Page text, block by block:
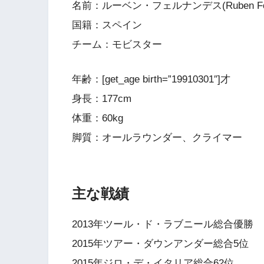
名前：ルーベン・フェルナンデス(Ruben
国籍：スペイン
チーム：モビスター
年齢：[get_age birth=”19910301″]才
身長：177cm
体重：60kg
脚質：オールラウンダー、クライマー
主な戦績
2013年ツール・ド・ラブニール総合優勝
2015年ツアー・ダウンアンダー総合5位